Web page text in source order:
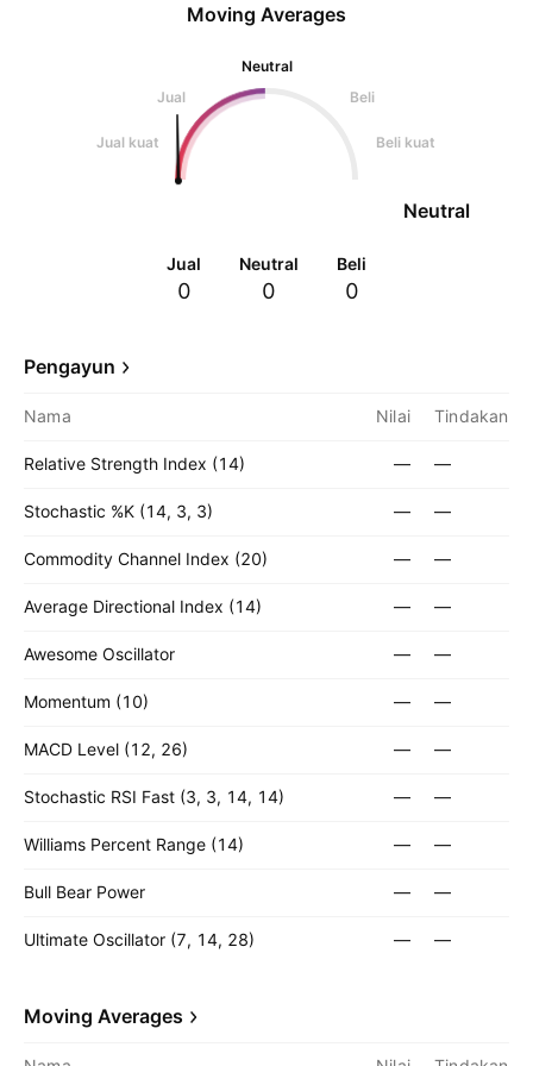
Moving Averages
Neutral
Jual
Beli
Jual kuat Beli kuat
Neutral
Jual
0
Neutral
0
Beli
0
Pengayun
Nama Nilai Tindakan
Relative Strength Index (14) — —
Stochastic %K (14, 3, 3) — —
Commodity Channel Index (20) — —
Average Directional Index (14) — —
Awesome Oscillator — —
Momentum (10) — —
MACD Level (12, 26) — —
Stochastic RSI Fast (3, 3, 14, 14) — —
Williams Percent Range (14) — —
Bull Bear Power — —
Ultimate Oscillator (7, 14, 28) — —
Moving Averages